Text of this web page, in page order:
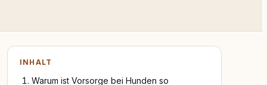
INHALT
Warum ist Vorsorge bei Hunden so